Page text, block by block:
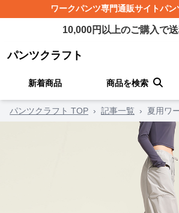
ワークパンツ専門通販サイトパン
10,000円以上のご購入で
パンツクラフト
新着商品 商品を検索
パンツクラフト TOP › 記事一覧 › 夏用ワ